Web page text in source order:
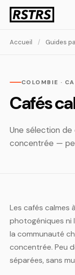
Accueil / Guides
COLOMBIE ·
Cafés
Une sélection
concentrée —
Les cafés calmes
photogéniques ni
la communauté
concentrée. Peu
séparées, sans